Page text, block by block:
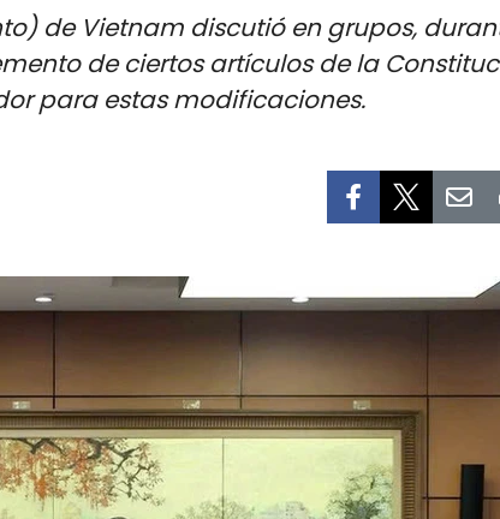
de Vietnam discutió en grupos,
de ciertos artículos de la
para estas modificaciones.